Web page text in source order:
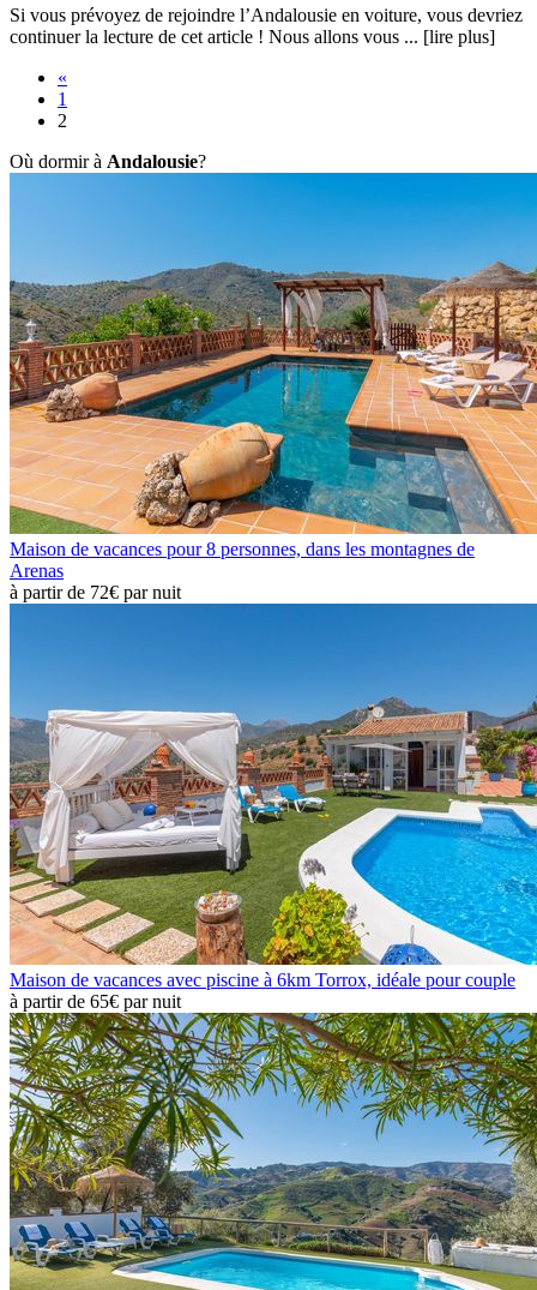
Si vous prévoyez de rejoindre l’Andalousie en voiture, vous devriez
continuer la lecture de cet article ! Nous allons vous ... [lire plus]
«
1
2
Où dormir à Andalousie?
Maison de vacances pour 8 personnes, dans les montagnes de
Arenas
à partir de 72€ par nuit
Maison de vacances avec piscine à 6km Torrox, idéale pour couple
à partir de 65€ par nuit